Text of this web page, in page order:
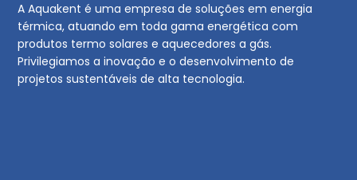
A Aquakent é uma empresa de soluções em energia
térmica, atuando em toda gama energética com
produtos termo solares e aquecedores a gás.
Privilegiamos a inovação e o desenvolvimento de
projetos sustentáveis de alta tecnologia.